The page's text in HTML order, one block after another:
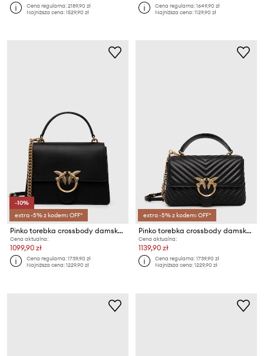
Cena regularna:2189,90 zł
Najniższa cena:1529,90 zł
Cena regularna:1649,90 zł
Najniższa cena:1129,90 zł
-10%
extra -5% z kodem: OFF*
Pinko torebka crossbody damska skórzana
Cena aktualna:
1099,90 zł
Cena regularna:1739,90 zł
Najniższa cena:1229,90 zł
extra -5% z kodem: OFF*
Pinko torebka crossbody damska skórzana
Cena aktualna:
1139,90 zł
Cena regularna:1739,90 zł
Najniższa cena:1229,90 zł